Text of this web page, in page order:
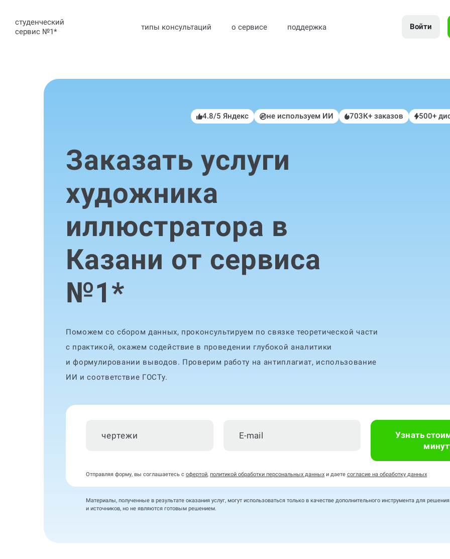
студенческий
сервис №1* типы консультаций о сервисе поддержка Войти
4.8/5 Яндекс не используем ИИ 703К+ заказов 500+
Заказать услуги
художника
иллюстратора в
Казани от сервиса
№1*
Поможем со сбором данных, проконсультируем по связке теоретической части
с практикой, окажем содействие в проведении глубокой аналитики
и формулировании выводов. Проверим работу на антиплагиат, использование
ИИ и соответствие ГОСТу.
чертежи
Узнать
Отправляя форму, вы соглашаетесь с офертой, политикой обработки персональных данных и даете согласие на обработку данных
Материалы, полученные в результате оказания услуг, могут использоваться только в качестве дополнительного инструмента для
и источников, но не являются готовым решением.